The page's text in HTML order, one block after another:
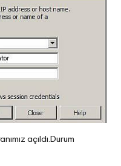
açıldı.Durum